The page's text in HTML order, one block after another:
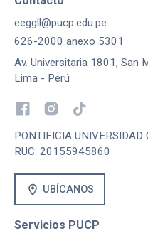
eeggll@pucp.edu.pe
626-2000 anexo 5301
Av. Universitaria 1801, San
Lima - Perú
PONTIFICIA UNIVERSIDAD
RUC: 20155945860
location_on UBÍCANOS
Servicios PUCP